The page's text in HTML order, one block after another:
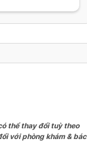
thể thay đổi tuỳ theo
với phòng khám & bác